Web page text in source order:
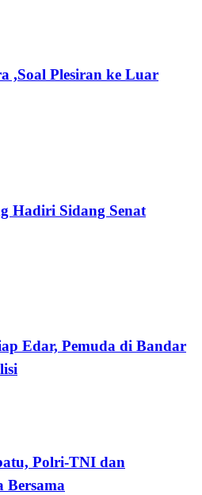
,Soal Plesiran ke Luar
Hadiri Sidang Senat
Edar, Pemuda di Bandar
Polri-TNI dan
Bersama